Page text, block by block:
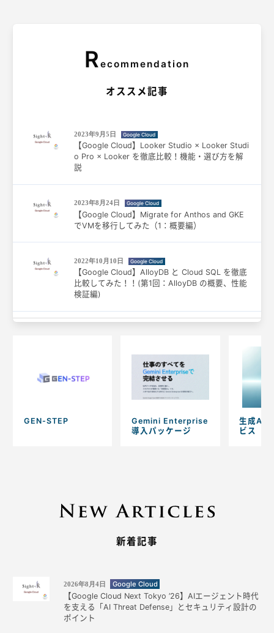
Recommendation
オススメ記事
2023年9月5日 Google Cloud
【Google Cloud】Looker Studio × Looker Studi
o Pro × Looker を徹底比較！機能・選び方を解
説
2023年8月24日 Google Cloud
【Google Cloud】Migrate for Anthos and GKE
でVMを移行してみた（1：概要編）
2022年10月10日 Google Cloud
【Google Cloud】AlloyDB と Cloud SQL を徹底
比較してみた！！(第1回：AlloyDB の概要、性能
検証編)
GEN-STEP
Gemini Enterprise
導入パッケージ
生成AI
ビス
新着記事
2026年8月4日 Google Cloud
【Google Cloud Next Tokyo ’26】AIエージェント時代
を支える「AI Threat Defense」とセキュリティ設計の
ポイント